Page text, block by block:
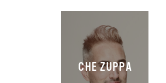
CHE ZUPPA